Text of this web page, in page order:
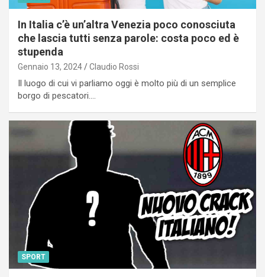
In Italia c’è un’altra Venezia poco conosciuta
che lascia tutti senza parole: costa poco ed è
stupenda
Gennaio 13, 2024 Claudio Rossi
Il luogo di cui vi parliamo oggi è molto più di un semplice
borgo di pescatori.…
SPORT